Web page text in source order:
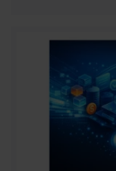
experiencia
cliente